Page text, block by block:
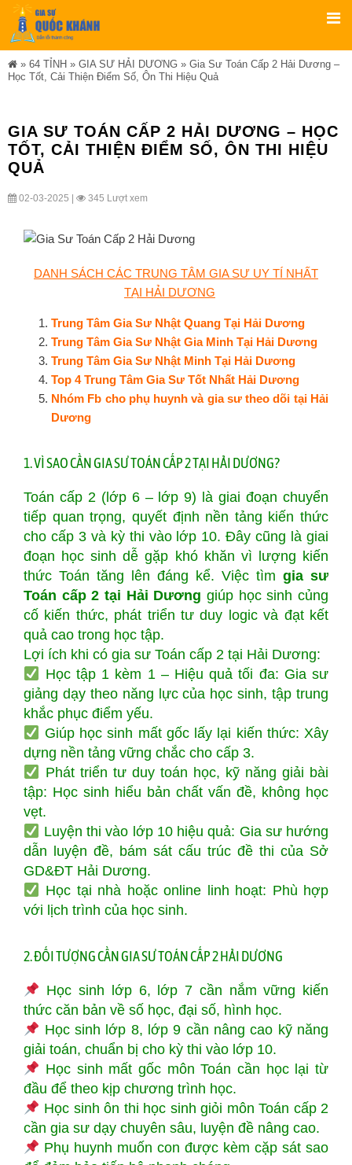
» 64 TỈNH » GIA SƯ HẢI DƯƠNG » Gia Sư Toán Cấp 2 Hải Dương –
Học Tốt, Cải Thiện Điểm Số, Ôn Thi Hiệu Quả
GIA SƯ TOÁN CẤP 2 HẢI DƯƠNG – HỌC
TỐT, CẢI THIỆN ĐIỂM SỐ, ÔN THI HIỆU
QUẢ
02-03-2025 | 345 Lượt xem
DANH SÁCH CÁC TRUNG TÂM GIA SƯ UY TÍ NHẤT
TẠI HẢI DƯƠNG
Trung Tâm Gia Sư Nhật Quang Tại Hải Dương
Trung Tâm Gia Sư Nhật Gia Minh Tại Hải Dương
Trung Tâm Gia Sư Nhật Minh Tại Hải Dương
Top 4 Trung Tâm Gia Sư Tốt Nhất Hải Dương
Nhóm Fb cho phụ huynh và gia sư theo dõi tại Hải
Dương
1. VÌ SAO CẦN GIA SƯ TOÁN CẤP 2 TẠI HẢI DƯƠNG?
Toán cấp 2 (lớp 6 – lớp 9) là giai đoạn chuyển
tiếp quan trọng, quyết định nền tảng kiến thức
cho cấp 3 và kỳ thi vào lớp 10. Đây cũng là giai
đoạn học sinh dễ gặp khó khăn vì lượng kiến
thức Toán tăng lên đáng kể. Việc tìm gia sư
Toán cấp 2 tại Hải Dương giúp học sinh củng
cố kiến thức, phát triển tư duy logic và đạt kết
quả cao trong học tập.
Lợi ích khi có gia sư Toán cấp 2 tại Hải Dương:
Học tập 1 kèm 1 – Hiệu quả tối đa: Gia sư
giảng dạy theo năng lực của học sinh, tập trung
khắc phục điểm yếu.
Giúp học sinh mất gốc lấy lại kiến thức: Xây
dựng nền tảng vững chắc cho cấp 3.
Phát triển tư duy toán học, kỹ năng giải bài
tập: Học sinh hiểu bản chất vấn đề, không học
vẹt.
Luyện thi vào lớp 10 hiệu quả: Gia sư hướng
dẫn luyện đề, bám sát cấu trúc đề thi của Sở
GD&ĐT Hải Dương.
Học tại nhà hoặc online linh hoạt: Phù hợp
với lịch trình của học sinh.
2. ĐỐI TƯỢNG CẦN GIA SƯ TOÁN CẤP 2 HẢI DƯƠNG
Học sinh lớp 6, lớp 7 cần nắm vững kiến
thức căn bản về số học, đại số, hình học.
Học sinh lớp 8, lớp 9 cần nâng cao kỹ năng
giải toán, chuẩn bị cho kỳ thi vào lớp 10.
Học sinh mất gốc môn Toán cần học lại từ
đầu để theo kịp chương trình học.
Học sinh ôn thi học sinh giỏi môn Toán cấp 2
cần gia sư dạy chuyên sâu, luyện đề nâng cao.
Phụ huynh muốn con được kèm cặp sát sao